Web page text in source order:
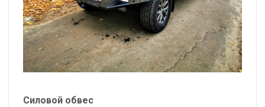
Силовой обвес